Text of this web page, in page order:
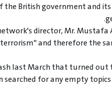
the British government and
director, Mr. Mustafa
and therefore the
last March that turned out
searched for any empty